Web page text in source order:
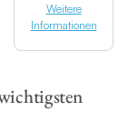
Weitere
Informationen